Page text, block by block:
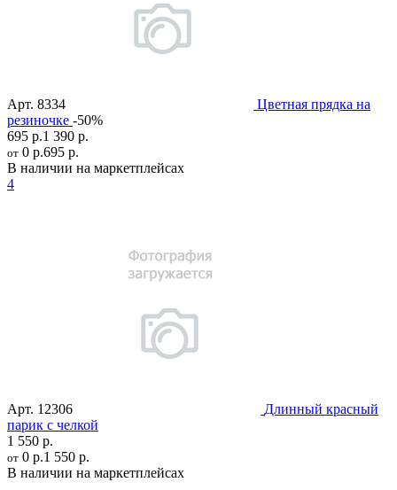
Арт. 8334
Цветная прядка на
резиночке -50%
695 р.1 390 р.
от 0 р.695 р.
В наличии на маркетплейсах
4
Арт. 12306
Длинный красный
парик с челкой
1 550 р.
от 0 р.1 550 р.
В наличии на маркетплейсах